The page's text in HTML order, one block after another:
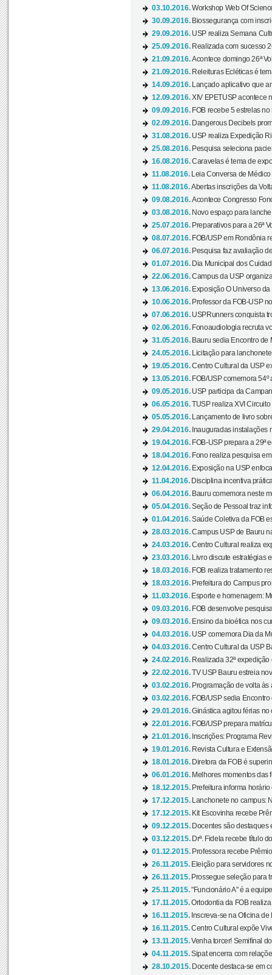
03.10.2016.Workshop Web Of
30.09.2016. Biossegurança com
29.09.2016. USP realiza Semana
25.09.2016. Realizada com sucesso
21.09.2016.Acontece domingo 26ª
21.09.2016. Releituras Ecléticas é
14.09.2016.
Lançado aplicativo que
12.09.2016.XIV EPETUSP acontece
09.09.2016. FOB recebe 5 estrelas
02.09.2016. Dangerous Decibels
31.08.2016. USP realiza Expedição
25.08.2016. Pesquisa seleciona
16.08.2016.Caravelas é tema de
11.08.2016.
Leia Conversa de
11.08.2016.Abertas inscrições da
09.08.2016.Acontece Congresso
03.08.2016. Novo espaço para
25.07.2016. Preparativos para a 26ª
08.07.2016. FOB/USP em Rondônia
06.07.2016. Pesquisa faz avaliação
01.07.2016. Dia Municipal dos
22.06.2016.Campus da USP
13.06.2016. Exposição O Universo
10.06.2016. Professor da FOB-USP
07.06.2016. USPRunners conquista
02.06.2016. Fonoaudiologia recruta
31.05.2016. Bauru sedia Encontro de
24.05.2016.
Licitação para
19.05.2016.Centro Cultural da USP
13.05.2016. FOB/USP comemora
09.05.2016. USP participa da
06.05.2016.TUSP realiza XVI Circuito
05.05.2016.
Lançamento de livro
29.04.2016. Inauguradas instalações
19.04.2016. FOB-USP prepara a 29ª
18.04.2016. Fono realiza pesquisa
12.04.2016. Exposição na USP
11.04.2016. Disciplina incentiva
06.04.2016. Bauru comemora neste
05.04.2016.Seção de Pessoal traz
01.04.2016.Saúde Coletiva da FOB
28.03.2016.Campus USP de Bauru
24.03.2016.Centro Cultural realiza
23.03.2016.
Livro discute estratégias
18.03.2016. FOB realiza tratamento
18.03.2016. Prefeitura do Campus
11.03.2016. Esporte e homenagem:
09.03.2016. FOB desenvolve
09.03.2016. Ensino da bioética nos
04.03.2016. USP comemora Dia da
04.03.2016.Centro Cultural da USP
24.02.2016. Realizada 32ª
22.02.2016.TV USP Bauru estreia
03.02.2016. Programação de volta às
03.02.2016. FOB/USP sedia
29.01.2016.Ginástica agitou férias no
22.01.2016. FOB/USP prepara
21.01.2016. Inscrições: Programa
19.01.2016. Revista Cultura e
18.01.2016. Diretora da FOB é
06.01.2016. Melhores momentos das
18.12.2015. Prefeitura informa
17.12.2015.
Lanchonete no campus:
17.12.2015. Kit Escovinha recebe
09.12.2015. Docentes são destaques
03.12.2015. Drª. Fidela recebe título
01.12.2015. Professora recebe
26.11.2015. Eleição para servidores
26.11.2015. Prossegue seleção para
25.11.2015."Funcionário A" é a
17.11.2015.Ortodontia da FOB
16.11.2015. Inscreva-se na Oficina
16.11.2015.Centro Cultural expõe
13.11.2015.Venha torcer! Semifinal
04.11.2015.Sipat encerra com
28.10.2015. Docente destaca-se em